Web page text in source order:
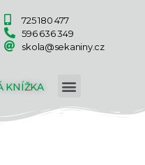
725 180 477
596 636 349
skola@sekaniny.cz
KNÍŽKA